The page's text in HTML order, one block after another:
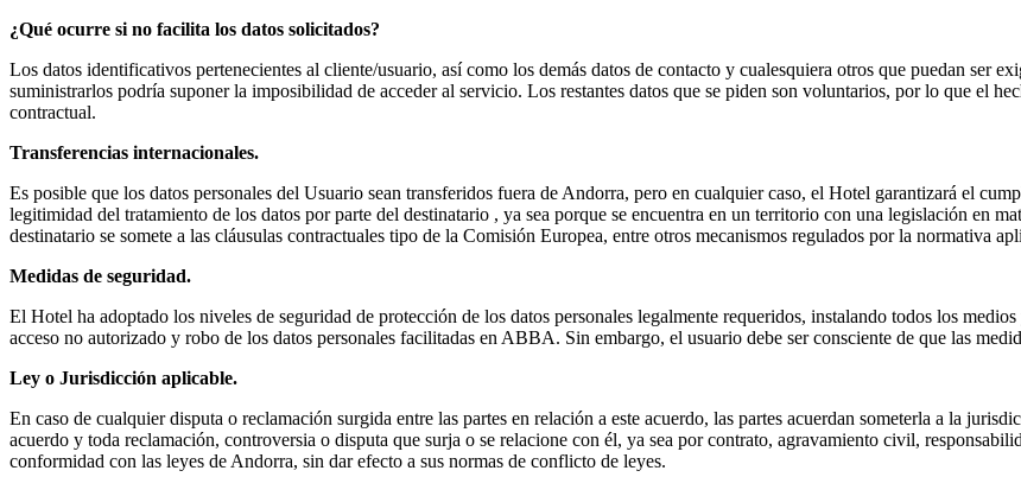
¿Qué ocurre si no facilita los datos solicitados?
Los datos identificativos pertenecientes al cliente/usuario, así como los demás datos de contacto y cualesquiera otros que puedan ser
suministrarlos podría suponer la imposibilidad de acceder al servicio. Los restantes datos que se piden son voluntarios, por lo que el
contractual.
Transferencias internacionales.
Es posible que los datos personales del Usuario sean transferidos fuera de Andorra, pero en cualquier caso, el Hotel garantizará el
legitimidad del tratamiento de los datos por parte del destinatario , ya sea porque se encuentra en un territorio con una legislación en
destinatario se somete a las cláusulas contractuales tipo de la Comisión Europea, entre otros mecanismos regulados por la normativa
Medidas de seguridad.
El Hotel ha adoptado los niveles de seguridad de protección de los datos personales legalmente requeridos, instalando todos los
acceso no autorizado y robo de los datos personales facilitadas en ABBA. Sin embargo, el usuario debe ser consciente de que las
Ley o Jurisdicción aplicable.
En caso de cualquier disputa o reclamación surgida entre las partes en relación a este acuerdo, las partes acuerdan someterla a la
acuerdo y toda reclamación, controversia o disputa que surja o se relacione con él, ya sea por contrato, agravamiento civil,
conformidad con las leyes de Andorra, sin dar efecto a sus normas de conflicto de leyes.